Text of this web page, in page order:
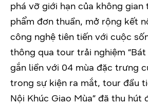
phá vỡ giới hạn của không gian
phẩm đơn thuần, mở rộng kết
công nghệ tiên tiến với cuộc
thông qua tour trải nghiệm “Bát
gắn liền với 04 mùa đặc trưng
trong sự kiện ra mắt, tour đầu
Nội Khúc Giao Mùa” đã thu hút